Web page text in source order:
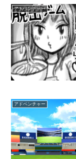
アドベンチャー
アドベンチャー